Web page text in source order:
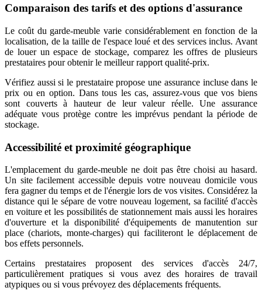
Comparaison des tarifs et des options d'assurance
Le coût du garde-meuble varie considérablement en fonction de la
localisation, de la taille de l'espace loué et des services inclus. Avant
de louer un espace de stockage, comparez les offres de plusieurs
prestataires pour obtenir le meilleur rapport qualité-prix.
Vérifiez aussi si le prestataire propose une assurance incluse dans le
prix ou en option. Dans tous les cas, assurez-vous que vos biens
sont couverts à hauteur de leur valeur réelle. Une assurance
adéquate vous protège contre les imprévus pendant la période de
stockage.
Accessibilité et proximité géographique
L'emplacement du garde-meuble ne doit pas être choisi au hasard.
Un site facilement accessible depuis votre nouveau domicile vous
fera gagner du temps et de l'énergie lors de vos visites. Considérez la
distance qui le sépare de votre nouveau logement, sa facilité d'accès
en voiture et les possibilités de stationnement mais aussi les horaires
d'ouverture et la disponibilité d'équipements de manutention sur
place (chariots, monte-charges) qui faciliteront le déplacement de
bos effets personnels.
Certains prestataires proposent des services d'accès 24/7,
particulièrement pratiques si vous avez des horaires de travail
atypiques ou si vous prévoyez des déplacements fréquents.